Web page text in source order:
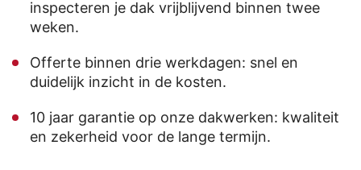
inspecteren je dak vrijblijvend binnen twee
weken.
Offerte binnen drie werkdagen: snel en
duidelijk inzicht in de kosten.
10 jaar garantie op onze dakwerken: kwaliteit
en zekerheid voor de lange termijn.